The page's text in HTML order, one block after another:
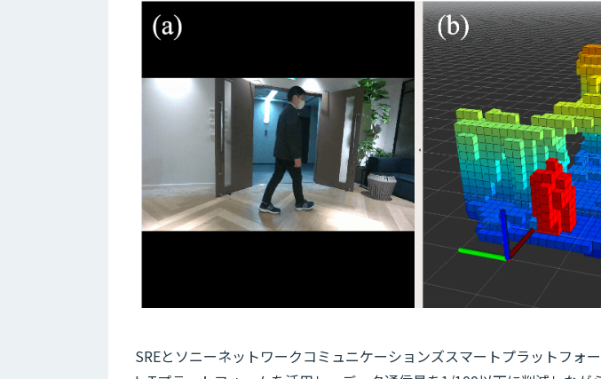
SREとソニーネットワークコミュニケーションズスマートプラットフォ